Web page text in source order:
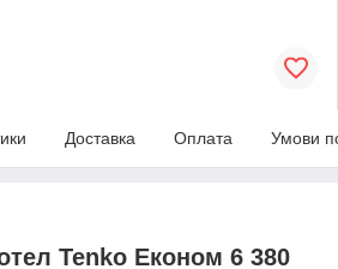
Доставка Оплата Умови
Tenko Економ 6 380